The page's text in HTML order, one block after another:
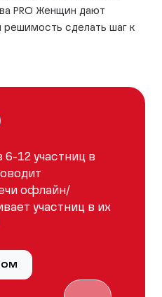
PRO Женщин дают
сделать шаг к
6-12 участниц в
офлайн/
участниц в их